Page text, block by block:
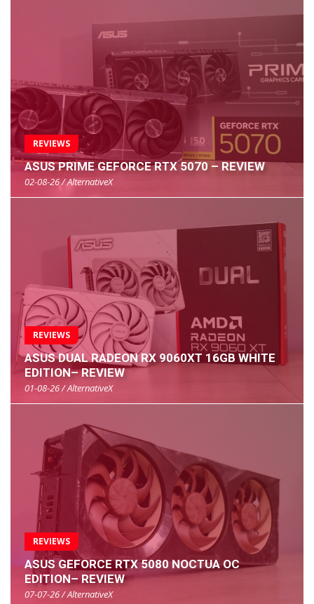
REVIEWS
ASUS PRIME GEFORCE RTX 5070 – REVIEW
02-08-26 / AlternativeX
REVIEWS
ASUS DUAL RADEON RX 9060XT 16GB WHITE
EDITION– REVIEW
01-08-26 / AlternativeX
REVIEWS
ASUS GEFORCE RTX 5080 NOCTUA OC
EDITION– REVIEW
07-07-26 / AlternativeX